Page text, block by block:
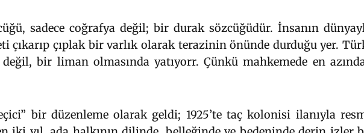
sadece coğrafya değil; bir durak sözcüğüdür. İnsanın
çıkarıp çıplak bir varlık olarak terazinin önünde durduğu yer.
bir liman olmasında yatıyorr. Çünkü mahkemede en
bir düzenleme olarak geldi; 1925’te taç kolonisi ilanıyla